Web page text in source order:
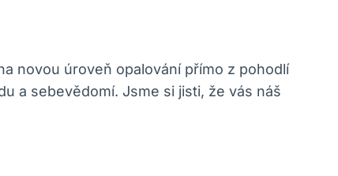
novou úroveň opalování přímo z pohodlí
a sebevědomí. Jsme si jisti, že vás náš